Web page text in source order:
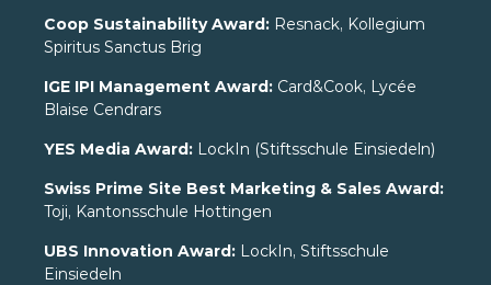
Coop Sustainability Award: Resnack, Kollegium
Spiritus Sanctus Brig
IGE IPI Management Award: Card&Cook, Lycée
Blaise Cendrars
YES Media Award: LockIn (Stiftsschule Einsiedeln)
Swiss Prime Site Best Marketing & Sales Award:
Toji, Kantonsschule Hottingen
UBS Innovation Award: LockIn, Stiftsschule
Einsiedeln